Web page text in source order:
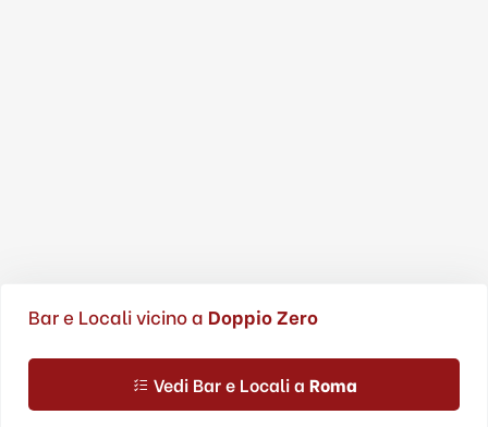
Bar e Locali vicino a Doppio Zero
Vedi Bar e Locali a Roma